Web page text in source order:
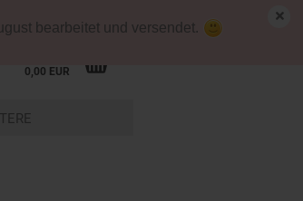
0,00 EUR
bearbeitet und versendet.